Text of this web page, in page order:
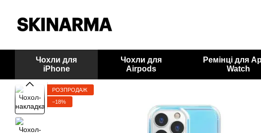
Чохли для
iPhone
Чохли для
Airpods
Ремінці для
Watch
РОЗПРОДАЖ
−18%